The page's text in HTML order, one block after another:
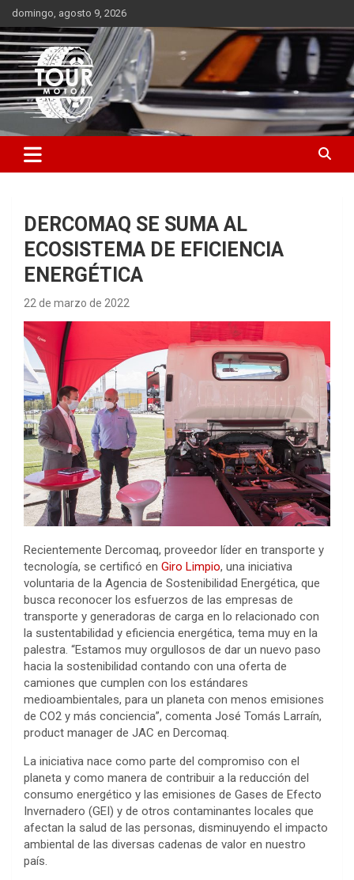
Saltar
al
contenido
domingo, agosto 9, 2026
Tour Motor
Plataforma de contenido audiovisual para el sector automotriz
DERCOMAQ SE SUMA AL
ECOSISTEMA DE EFICIENCIA
ENERGÉTICA
22 de marzo de 2022
Recientemente Dercomaq, proveedor líder en transporte y
tecnología, se certificó en Giro Limpio, una iniciativa
voluntaria de la Agencia de Sostenibilidad Energética, que
busca reconocer los esfuerzos de las empresas de
transporte y generadoras de carga en lo relacionado con
la sustentabilidad y eficiencia energética, tema muy en la
palestra. “Estamos muy orgullosos de dar un nuevo paso
hacia la sostenibilidad contando con una oferta de
camiones que cumplen con los estándares
medioambientales, para un planeta con menos emisiones
de CO2 y más conciencia”, comenta José Tomás Larraín,
product manager de JAC en Dercomaq.
La iniciativa nace como parte del compromiso con el
planeta y como manera de contribuir a la reducción del
consumo energético y las emisiones de Gases de Efecto
Invernadero (GEI) y de otros contaminantes locales que
afectan la salud de las personas, disminuyendo el impacto
ambiental de las diversas cadenas de valor en nuestro
país.